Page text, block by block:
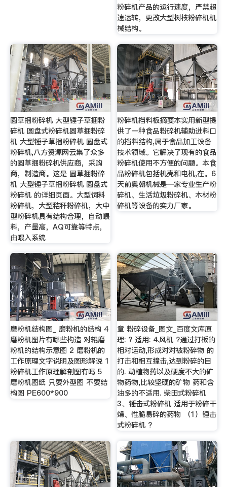
粉碎机产品的运行速度，严禁超
速运转，更改大型树枝粉碎机机
械结构。
圆草捆粉碎机 大型锤子草捆粉
碎机 圆盘式粉碎机圆草捆粉碎
机 大型锤子草捆粉碎机 圆盘式
粉碎机,八方资源网云集了众多
的圆草捆粉碎机供应商，采购
商，制造商。这是 圆草捆粉碎
机 大型锤子草捆粉碎机 圆盘式
粉碎机 的详细页面。大型饲料
粉碎机，大型秸秆粉碎机，大中
型粉碎机具有结构合理，自动喂
料，产量高，AQ可靠等特点，
由喂入系统
粉碎机挡料板摘要本实用新型提
供了一种食品粉碎机辅助进料口
的挡料结构,属于食品加工设备
技术领域。它解决了现有的食品
粉碎机使用不方便的问题。本食
品粉碎机包括机壳和电机,在。6
天前奥朝机械是一家专业生产粉
碎机、生活垃圾粉碎机、木材粉
碎机等设备的实力厂家。
磨粉机结构图_ 磨粉机的结构 4
磨粉机图片有哪些构造 对辊磨
粉机的结构示意图 2 磨粉机的
工作原理文字说明及图形解说 1
粉碎机工作原理解剖图有吗 5
磨粉机图纸 只要外型图 不要结
构图 PE600*900
章 粉碎设备_图文_百度文库原
理: ? 适用: 4.风机 ?通过打板的
相对运动,形成对对被粉碎物 的
打击和相互撞击,达到粉碎的目
的. 动植物药以及硬度不大的矿
物药物,比较坚硬的矿物 药和含
油多的不适用. 柴田式粉碎机
3、锤击式粉碎机 适用于粉碎干
燥、性脆易碎的药物 （1）锤击
式粉碎机 ?